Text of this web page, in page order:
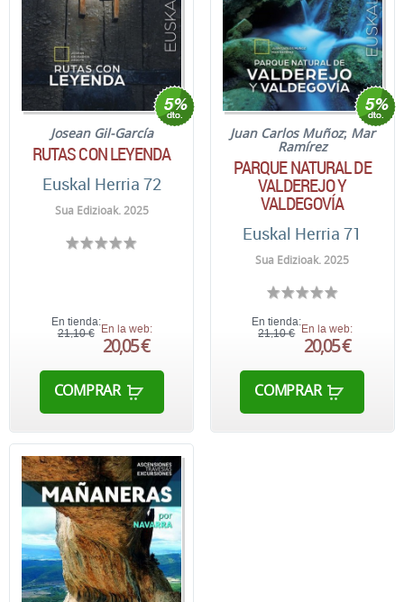
Josean Gil-García
RUTAS CON LEYENDA
Euskal Herria 72
Sua Edizioak. 2025
En tienda:
21,10 € En la web:
20,05 €
COMPRAR
Juan Carlos Muñoz; Mar
Ramírez
PARQUE NATURAL DE
VALDEREJO Y
VALDEGOVÍA
Euskal Herria 71
Sua Edizioak. 2025
En tienda:
21,10 €
En la web:
20,05 €
COMPRAR